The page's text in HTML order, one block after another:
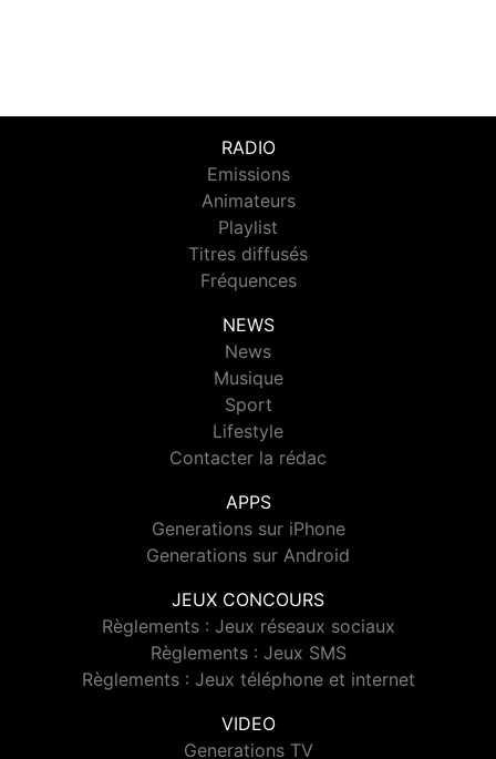
RADIO
Emissions
Animateurs
Playlist
Titres diffusés
Fréquences
NEWS
News
Musique
Sport
Lifestyle
Contacter la rédac
APPS
Generations sur iPhone
Generations sur Android
JEUX CONCOURS
Règlements : Jeux réseaux sociaux
Règlements : Jeux SMS
Règlements : Jeux téléphone et internet
VIDEO
Generations TV